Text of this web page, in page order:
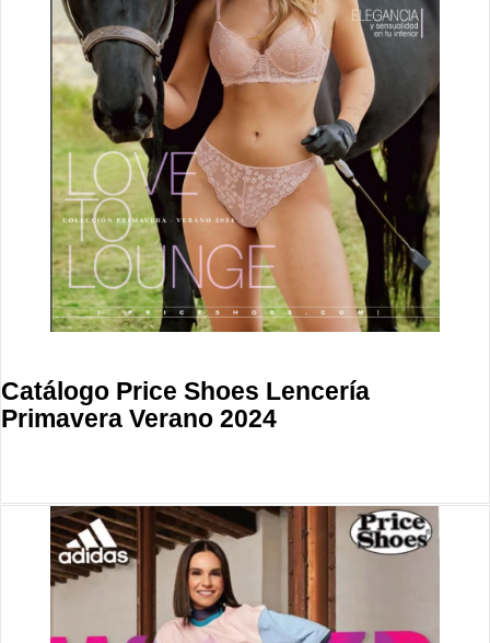
Catálogo Price Shoes Lencería
Primavera Verano 2024